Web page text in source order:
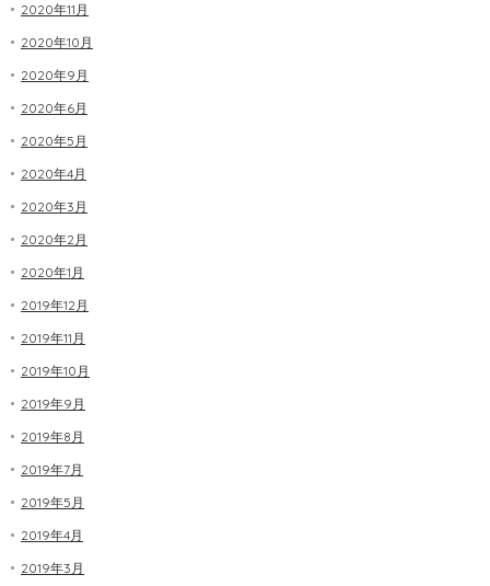
2020年11月
2020年10月
2020年9月
2020年6月
2020年5月
2020年4月
2020年3月
2020年2月
2020年1月
2019年12月
2019年11月
2019年10月
2019年9月
2019年8月
2019年7月
2019年5月
2019年4月
2019年3月